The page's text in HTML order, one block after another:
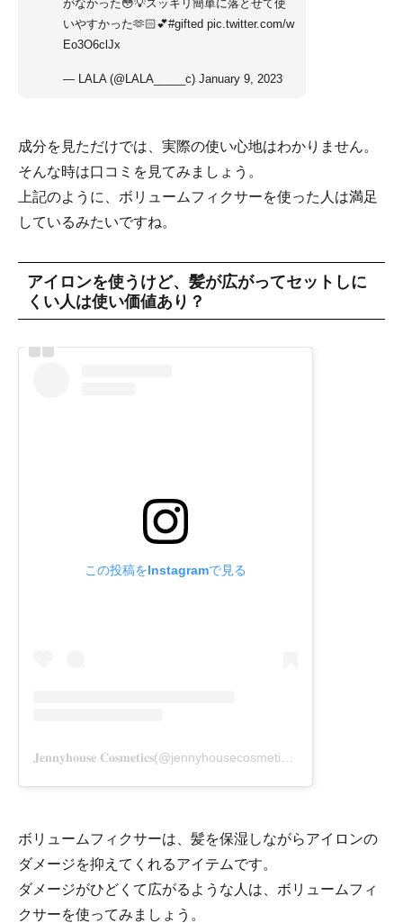
がなかった😳💡スッキリ簡単に落とせて使
いやすかった🫶🏻💕#gifted pic.twitter.com/w
Eo3O6clJx
— LALA (@LALA_____c) January 9, 2023
成分を見ただけでは、実際の使い心地はわかりません。
そんな時は口コミを見てみましょう。
上記のように、ボリュームフィクサーを使った人は満足
しているみたいですね。
アイロンを使うけど、髪が広がってセットしに
くい人は使い価値あり？
この投稿をInstagramで見る
ボリュームフィクサーは、髪を保湿しながらアイロンの
ダメージを抑えてくれるアイテムです。
ダメージがひどくて広がるような人は、ボリュームフィ
クサーを使ってみましょう。